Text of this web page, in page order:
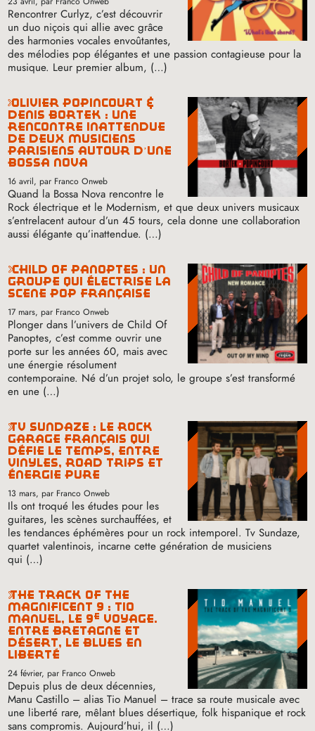
Rencontrer Curlyz, c’est découvrir
un duo niçois qui allie avec grâce
des harmonies vocales envoûtantes,
des mélodies pop élégantes et une passion contagieuse pour la
musique. Leur premier album, (…)
olivier popincourt &
denis bortek : une
rencontre inattendue
de deux musiciens
parisiens autour d’une
bossa nova
16 avril, par Franco Onweb
Quand la Bossa Nova rencontre le
Rock électrique et le Modernism, et que deux univers musicaux
s’entrelacent autour d’un 45 tours, cela donne une collaboration
aussi élégante qu’inattendue. (…)
child of panoptes : un
groupe qui électrise la
scène pop française
17 mars, par Franco Onweb
Plonger dans l’univers de Child Of
Panoptes, c’est comme ouvrir une
porte sur les années 60, mais avec
une énergie résolument
contemporaine. Né d’un projet solo, le groupe s’est transformé
en une (…)
tv sundaze : le rock
garage français qui
défie le temps, entre
vinyles, road trips et
énergie pure
13 mars, par Franco Onweb
Ils ont troqué les études pour les
guitares, les scènes surchauffées, et
les tendances éphémères pour un rock intemporel. Tv Sundaze,
quartet valentinois, incarne cette génération de musiciens
qui (…)
the track of the
magnificent 9 : tio
manuel, le 9e voyage.
entre bretagne et
désert, le blues en
liberté
24 février, par Franco Onweb
Depuis plus de deux décennies,
Manu Castillo – alias Tio Manuel – trace sa route musicale avec
une liberté rare, mêlant blues désertique, folk hispanique et rock
sans compromis. Aujourd’hui, il (…)